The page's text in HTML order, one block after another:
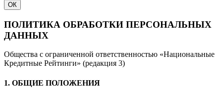
ОК
ПОЛИТИКА ОБРАБОТКИ ПЕРСОНАЛЬНЫХ
ДАННЫХ
Общества с ограниченной ответственностью «Национальные
Кредитные Рейтинги» (редакция 3)
1. ОБЩИЕ ПОЛОЖЕНИЯ